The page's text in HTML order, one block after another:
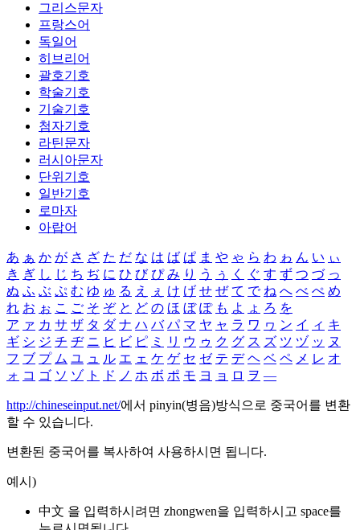
그리스문자
프랑스어
독일어
히브리어
괄호기호
학술기호
기술기호
첨자기호
라틴문자
러시아문자
단위기호
일반기호
로마자
아랍어
あ ぁ か が さ ざ た だ な は ば ぱ ま や ゃ ら わ ゎ ん い ぃ
き ぎ し じ ち ぢ に ひ び ぴ み り う ぅ く ぐ す ず つ づ っ
ぬ ふ ぶ ぷ む ゆ ゅ る え ぇ け げ せ ぜ て で ね へ べ ぺ め
れ お ぉ こ ご そ ぞ と ど の ほ ぼ ぽ も よ ょ ろ を
ア ァ カ サ ザ タ ダ ナ ハ バ パ マ ヤ ャ ラ ワ ヮ ン イ ィ キ
ギ シ ジ チ ヂ ニ ヒ ビ ピ ミ リ ウ ゥ ク グ ス ズ ツ ヅ ッ ヌ
フ ブ プ ム ユ ュ ル エ ェ ケ ゲ セ ゼ テ デ ヘ ベ ペ メ レ オ
ォ コ ゴ ソ ゾ ト ド ノ ホ ボ ポ モ ヨ ョ ロ ヲ ―
http://chineseinput.net/에서 pinyin(병음)방식으로 중국어를 변환
할 수 있습니다.
변환된 중국어를 복사하여 사용하시면 됩니다.
예시)
中文 을 입력하시려면 zhongwen을 입력하시고 space를